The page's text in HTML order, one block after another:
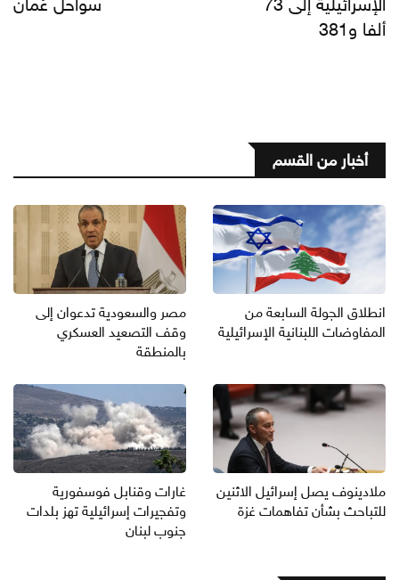
ألفا و381
أخبار من القسم
انطلاق الجولة السابعة من
المفاوضات اللبنانية الإسرائيلية
مصر والسعودية تدعوان إلى
وقف التصعيد العسكري
بالمنطقة
ملادينوف يصل إسرائيل الاثنين
للتباحث بشأن تفاهمات غزة
غارات وقنابل فوسفورية
وتفجيرات إسرائيلية تهز بلدات
جنوب لبنان